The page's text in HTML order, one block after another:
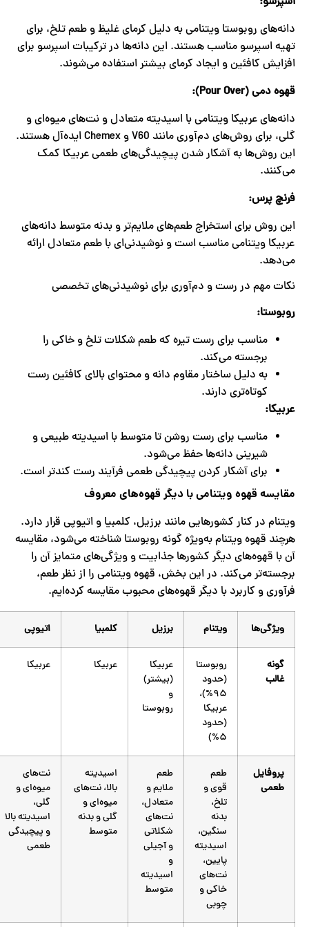
دانه‌های روبوستا ویتنامی به دلیل کرمای غلیظ و طعم تلخ، برای
تهیه اسپرسو مناسب هستند. این دانه‌ها در ترکیبات اسپرسو برای
افزایش کافئین و ایجاد کرمای بیشتر استفاده می‌شوند.
قهوه دمی(Pour Over):
دانه‌های عربیکا ویتنامی با اسیدیته متعادل و نت‌های میوه‌ای و
گلی، برای روش‌های دم‌آوری مانند V60 و Chemex ایده‌آل هستند.
این روش‌ها به آشکار شدن پیچیدگی‌های طعمی عربیکا کمک
می‌کنند.
فرنچ پرس:
این روش برای استخراج طعم‌های ملایم‌تر و بدنه متوسط دانه‌های
عربیکا ویتنامی مناسب است و نوشیدنی‌ای با طعم متعادل ارائه
می‌دهد.
نکات مهم در رست و دم‌آوری برای نوشیدنی‌های تخصصی
روبوستا:
مناسب برای رست تیره که طعم شکلات تلخ و خاکی را
برجسته می‌کند.
به دلیل ساختار مقاوم دانه و محتوای بالای کافئین رست
کوتاه‌تری دارند.
عربیکا:
مناسب برای رست روشن تا متوسط با اسیدیته طبیعی و
شیرینی دانه‌ها حفظ می‌شود.
برای آشکار کردن پیچیدگی طعمی فرآیند رست کندتر است.
مقایسه قهوه ویتنامی با دیگر قهوه‌های معروف
ویتنام در کنار کشورهایی مانند برزیل، کلمبیا و اتیوپی قرار دارد.
هرچند قهوه ویتنام به‌ویژه گونه روبوستا شناخته می‌شود، مقایسه
آن با قهوه‌های دیگر کشورها جذابیت و ویژگی‌های متمایز آن را
برجسته‌تر می‌کند. در این بخش، قهوه ویتنامی را از نظر طعم،
فرآوری و کاربرد با دیگر قهوه‌های محبوب مقایسه کرده‌ایم.
ویژگی‌ها ویتنام برزیل کلمبیا اتیوپی
گونه
غالب
روبوستا
(حدود
۹۵%)،
عربیکا
(حدود
۵%)
عربیکا
(بیشتر)
روبوستا
عربیکا عربیکا
پروفایل
طعمی
طعم
قوی و
تلخ،
بدنه
سنگین،
اسیدیته
پایین،
نت‌های
خاکی و
چوبی
طعم
ملایم و
متعادل،
نت‌های
شکلاتی
و آجیلی
اسیدیته
متوسط
اسیدیته
بالا، نت‌های
میوه‌ای و
گلی و بدنه
متوسط
نت‌های
میوه‌ای و
گلی،
اسیدیته بالا
و پیچیدگی
طعمی